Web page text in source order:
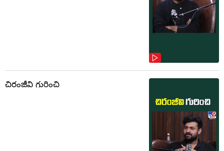
చిరంజీవి గురించి